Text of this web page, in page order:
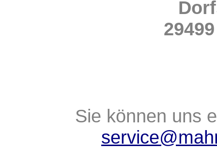
Sie können uns